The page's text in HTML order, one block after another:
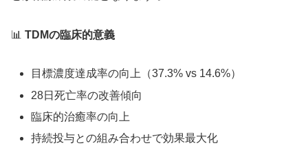
📊 TDMの臨床的意義
目標濃度達成率の向上（37.3% vs 14.6%）
28日死亡率の改善傾向
臨床的治癒率の向上
持続投与との組み合わせで効果最大化